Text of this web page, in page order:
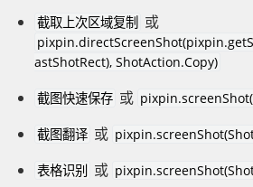
截取上次区域复制 或
astShotRect), ShotAction.Copy)
截图快速保存 或
截图翻译 或
表格识别 或